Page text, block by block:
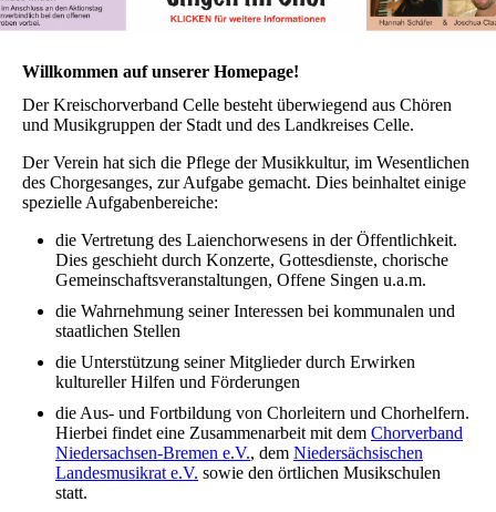
Willkommen auf unserer Homepage!
Der Kreischorverband Celle besteht überwiegend aus Chören
und Musikgruppen der Stadt und des Landkreises Celle.
Der Verein hat sich die Pflege der Musikkultur, im Wesentlichen
des Chorgesanges, zur Aufgabe gemacht. Dies beinhaltet einige
spezielle Aufgabenbereiche:
die Vertretung des Laienchorwesens in der Öffentlichkeit.
Dies geschieht durch Konzerte, Gottesdienste, chorische
Gemeinschaftsveranstaltungen, Offene Singen u.a.m.
die Wahrnehmung seiner Interessen bei kommunalen und
staatlichen Stellen
die Unterstützung seiner Mitglieder durch Erwirken
kultureller Hilfen und Förderungen
die Aus- und Fortbildung von Chorleitern und Chorhelfern.
Hierbei findet eine Zusammenarbeit mit dem Chorverband
Niedersachsen-Bremen e.V., dem Niedersächsischen
Landesmusikrat e.V. sowie den örtlichen Musikschulen
statt.